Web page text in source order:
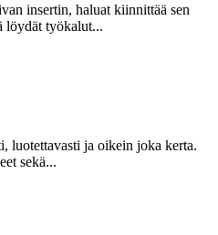
insertin, haluat kiinnittää sen
löydät työkalut...
luotettavasti ja oikein joka kerta.
sekä...